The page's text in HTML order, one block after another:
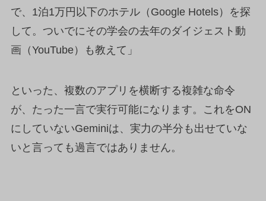
で、1泊1万円以下のホテル（Google Hotels）を探
して。ついでにその学会の去年のダイジェスト動
画（YouTube）も教えて」
といった、複数のアプリを横断する複雑な命令
が、たった一言で実行可能になります。これをON
にしていないGeminiは、実力の半分も出せていな
いと言っても過言ではありません。